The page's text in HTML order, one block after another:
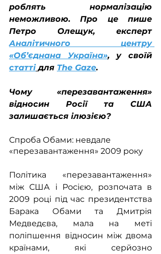
роблять нормалізацію
неможливою. Про це пише
Петро Олещук, експерт
Аналітичного центру
«Об’єднана Україна»
статті для The Gaze.
Чому «перезавантаження»
відносин Росії та США
залишається ілюзією?
Спроба Обами: невдале
«перезавантаження» 2009 року
Політика «перезавантаження»
між США і Росією, розпочата в
2009 році під час президентства
Барака Обами та Дмитрія
Медведєва, мала на меті
поліпшення відносин між двома
країнами, які серйозно